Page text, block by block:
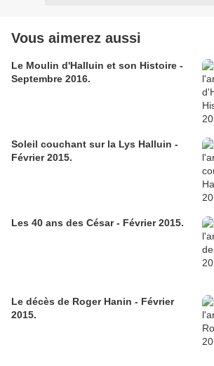
Vous aimerez aussi
Le Moulin d'Halluin et son Histoire -
Septembre 2016.
Soleil couchant sur la Lys Halluin -
Février 2015.
Les 40 ans des César - Février 2015.
Le décès de Roger Hanin - Février
2015.